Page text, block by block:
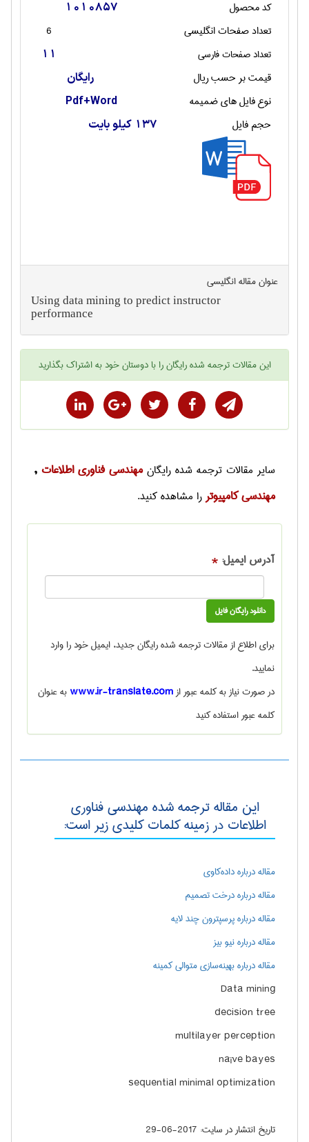
کد محصول 1010857
تعداد صفحات انگليسی
6
تعداد صفحات فارسی
11
قیمت بر حسب ریال رایگان
نوع فایل های ضمیمه Pdf+Word
حجم فایل 137 کیلو بایت
عنوان مقاله انگليسی
Using data mining to predict instructor
performance
اینمقالات ترجمه شده رایگانرا با دوستان خود به اشتراک بگذارید
سایر مقالات ترجمه شده رایگان مهندسی فناوری اطلاعات ,
مهندسی كامپيوتررا مشاهده کنید.
آدرس ایمیل: *
برای اطلاع ازمقالات ترجمه شده رایگانجدید، ایمیل خود را وارد
نمایید.
در صورت نیاز به کلمه عبور ازwww.ir-translate.comبه عنوان
کلمه عبور استفاده کنید
این مقاله ترجمه شده مهندسی فناوری
اطلاعات در زمینه کلمات کلیدی زیر است:
مقاله درباره داده‌کاوی
مقاله درباره درخت تصمیم
مقاله درباره پرسپترون چند لایه
مقاله درباره نیو بیز
مقاله درباره بهینه‌سازی متوالی کمینه
Data mining
decision tree
multilayer perception
naïve bayes
sequential minimal optimization
تاریخ انتشار در سایت: 2017-06-29